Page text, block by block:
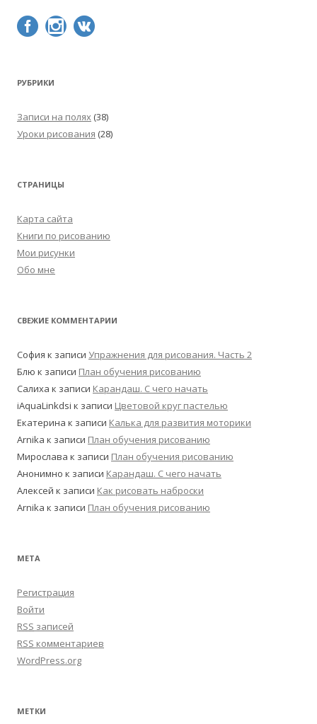
РУБРИКИ
Записи на полях (38)
Уроки рисования (28)
СТРАНИЦЫ
Карта сайта
Книги по рисованию
Мои рисунки
Обо мне
СВЕЖИЕ КОММЕНТАРИИ
София к записи Упражнения для рисования. Часть 2
Блю к записи План обучения рисованию
Салиха к записи Карандаш. С чего начать
iAquaLinkdsi к записи Цветовой круг пастелью
Екатерина к записи Калька для развития моторики
Arnika к записи План обучения рисованию
Мирослава к записи План обучения рисованию
Анонимно к записи Карандаш. С чего начать
Алексей к записи Как рисовать наброски
Arnika к записи План обучения рисованию
МЕТА
Регистрация
Войти
RSS записей
RSS комментариев
WordPress.org
МЕТКИ